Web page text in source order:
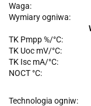
Waga:
Wymiary ogniwa:
TK Pmpp %/°C:
TK Uoc mV/°C:
TK Isc mA/°C:
NOCT °C:
Technologia ogniw: